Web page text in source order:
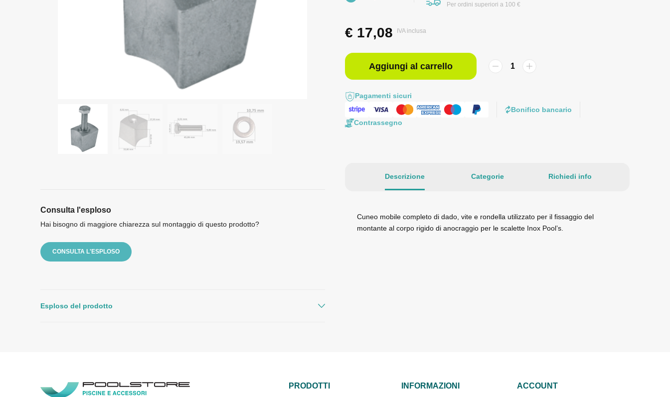
Consulta l'esploso
Hai bisogno di maggiore chiarezza sul montaggio di questo prodotto?
CONSULTA L'ESPLOSO
Esploso del prodotto
Per ordini superiori a 100 €
€ 17,08 IVA inclusa
Aggiungi al carrello
Pagamenti sicuri
Bonifico bancario
Contrassegno
Descrizione Categorie Richiedi info
Cuneo mobile completo di dado, vite e rondella utilizzato per il fissaggio del
montante al corpo rigido di anocraggio per le scalette Inox Pool’s.
PRODOTTI INFORMAZIONI ACCOUNT